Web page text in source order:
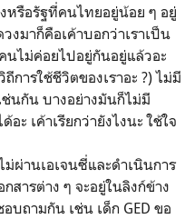
หรือรัฐที่คนไทยอยู่น้อย ๆ อยู่
งมาก็คือเค้าบอกว่าเราเป็น
นไม่ค่อยไปอยู่กันอยู่แล้วอะ
การใช้ชีวิตของเราอะ ?) ไม่มี
นกัน บางอย่างมันก็ไม่มี
ะ เค้าเรียกว่ายังไงนะ ใช้ใจ
ม่ผ่านเอเจนซี่และดำเนินการ
สารต่าง ๆ จะอยู่ในลิงก์ข้าง
บถามกัน เช่น เด็ก GED ขอ